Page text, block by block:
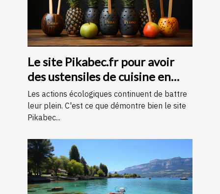
Le site Pikabec.fr pour avoir
des ustensiles de cuisine en
bois
Les actions écologiques continuent de battre
leur plein. C'est ce que démontre bien le site
Pikabec...